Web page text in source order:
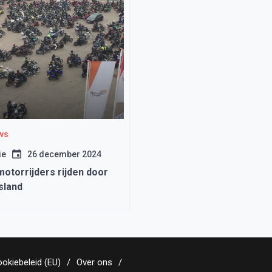
26 december 2024
rijden door
(EU) Over ons